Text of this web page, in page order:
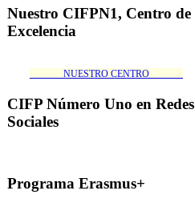
Nuestro CIFPN1, Centro de
Excelencia
_______NUESTRO CENTRO_______
CIFP Número Uno en Redes
Sociales
Programa Erasmus+